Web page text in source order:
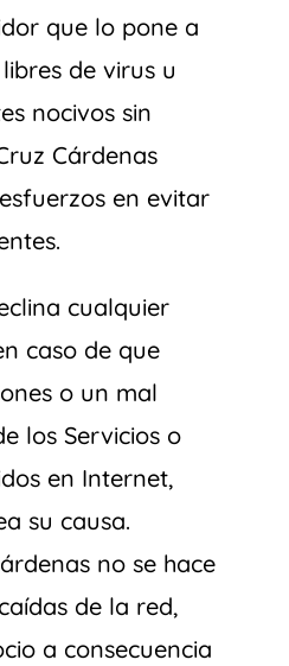
que lo pone a
de virus u
nocivos sin
Cárdenas
en evitar
cualquier
caso de que
o un mal
los Servicios o
en Internet,
su causa.
no se hace
de la red,
a consecuencia